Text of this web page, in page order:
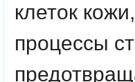
клеток
процессы